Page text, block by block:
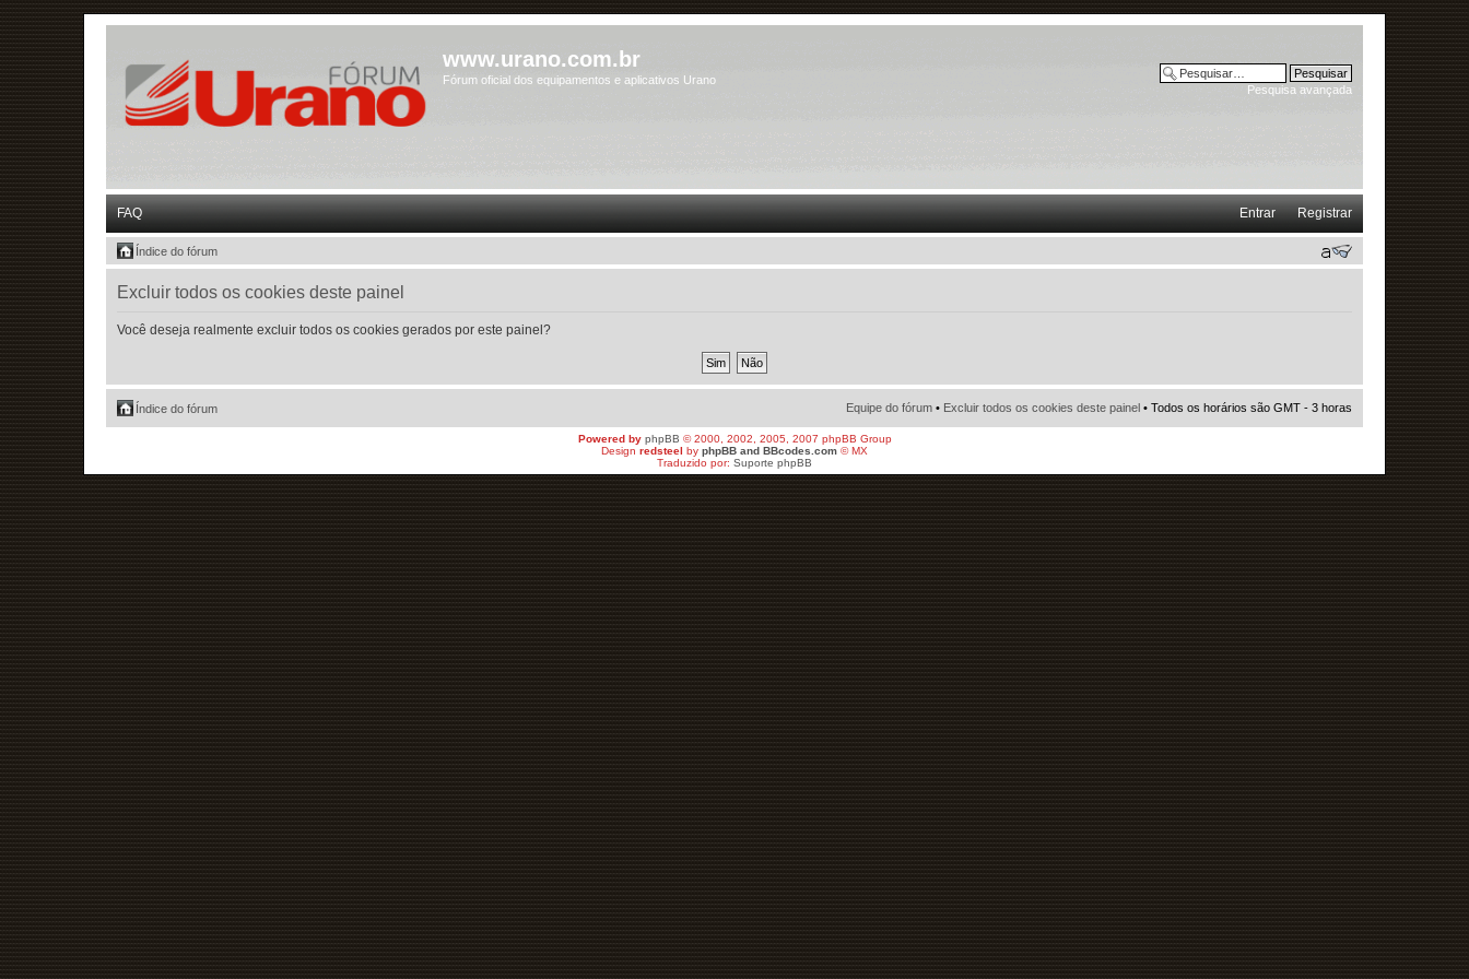
www.urano.com.br
Fórum oficial dos equipamentos e aplicativos Urano
Pesquisa avançada
FAQ Registrar
Entrar
Índice do fórum
Excluir todos os cookies deste painel
Você deseja realmente excluir todos os cookies gerados por este painel?
Índice do fórum Equipe do fórum • Excluir todos os cookies deste painel • Todos os horários são GMT - 3 horas
Powered by phpBB © 2000, 2002, 2005, 2007 phpBB Group
Design redsteel by phpBB and BBcodes.com © MX
Traduzido por: Suporte phpBB